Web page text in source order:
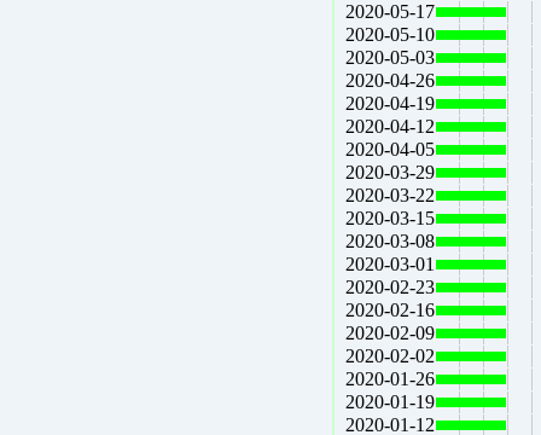
2020-05-17
2020-05-10
2020-05-03
2020-04-26
2020-04-19
2020-04-12
2020-04-05
2020-03-29
2020-03-22
2020-03-15
2020-03-08
2020-03-01
2020-02-23
2020-02-16
2020-02-09
2020-02-02
2020-01-26
2020-01-19
2020-01-12